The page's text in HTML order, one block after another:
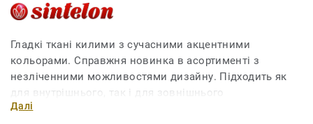
Гладкі ткані килими з сучасними акцентними
кольорами. Справжня новинка в асортименті з
незліченними можливостями дизайну. Підходить як
для внутрішнього, так і для зовнішнього
використання. Підходить для домашніх тварин
Далі